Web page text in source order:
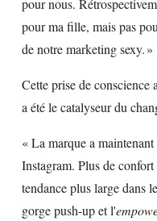
pour ma fille, mais pas
de notre marketing sexy. »
Cette prise de conscience
a été le catalyseur du
« La marque a
Instagram. Plus de
tendance plus large dans
gorge push-up et l'